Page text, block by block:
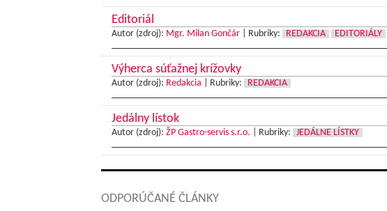
Editoriál
Autor (zdroj): Mgr. Milan Gončár| Rubriky: REDAKCIA EDITORIÁLY
Výherca súťažnej krížovky
Autor (zdroj): Redakcia Rubriky: REDAKCIA
Jedálny lístok
Autor (zdroj): ŽP Gastro-servis s.r.o. Rubriky: JEDÁLNE LÍSTKY
ODPORÚČANÉ ČLÁNKY